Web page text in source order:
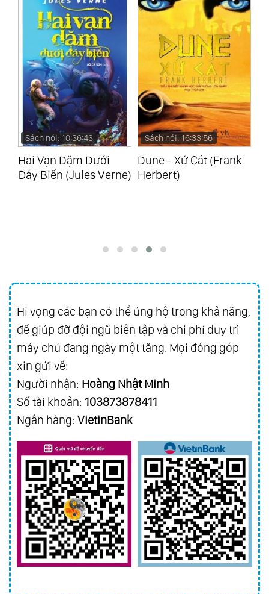
Sách nói: 10:36:43
Hai Vạn Dặm Dưới
Đáy Biển (Jules Verne)
Sách nói: 16:33:56
Dune - Xứ Cát (Frank
Herbert)
Hi vọng các bạn có thể ủng hộ trong khả năng,
để giúp đỡ đội ngũ biên tập và chi phí duy trì
máy chủ đang ngày một tăng. Mọi đóng góp
xin gửi về:
Người nhận: Hoàng Nhật Minh
Số tài khoản: 103873878411
Ngân hàng: VietinBank